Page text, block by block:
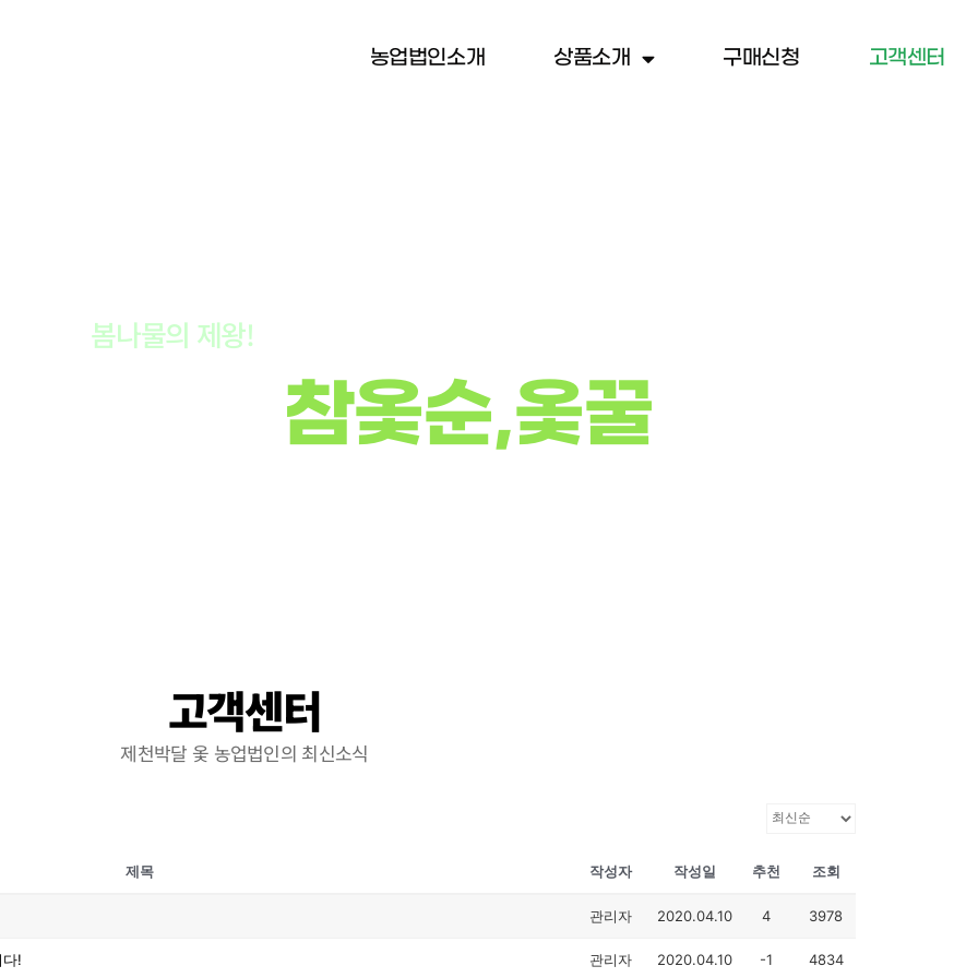
농업법인소개 상품소개 구매신청 고객센터
봄나물의 제왕!
참옻순,옻꿀
고객센터
제천박달 옻 농업법인의 최신소식
제목 작성자 작성일 추천 조회
관리자 2020.04.10 4 3978
! 관리자 2020.04.10 -1 4834